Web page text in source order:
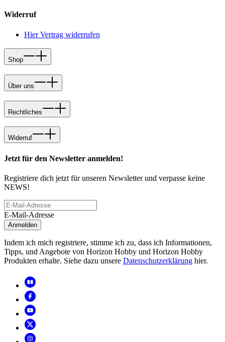
Widerruf
Hier Vertrag widerrufen
Shop
Über uns
Rechtliches
Widerruf
Jetzt für den Newsletter anmelden!
Registriere dich jetzt für unseren Newsletter und verpasse keine
NEWS!
E-Mail-Adresse
Anmelden
Indem ich mich registriere, stimme ich zu, dass ich Informationen,
Tipps, und Angebote von Horizon Hobby und Horizon Hobby
Produkten erhalte. Siehe dazu unsere Datenschutzerklärung hier.